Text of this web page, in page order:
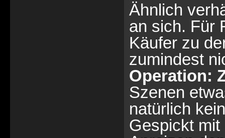
Ähnlich
an sich. Für
Käufer zu
zumindest
Operation:
Szenen
natürlich
Gespickt